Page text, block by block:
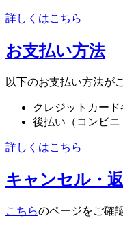
詳しくはこちら
お支払い方法
以下のお支払い方法が
クレジットカード
後払い（コンビニ
詳しくはこちら
キャンセル・
こちらのページをご確